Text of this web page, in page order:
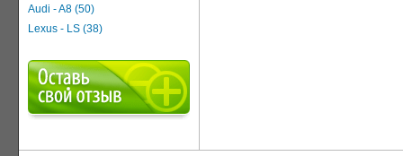
Audi - A8 (50)
Lexus - LS (38)